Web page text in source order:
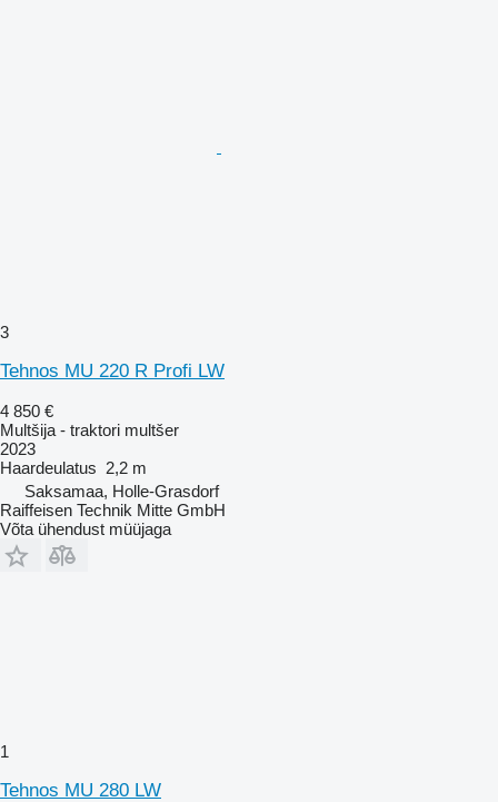
3
Tehnos MU 220 R Profi LW
4 850 €
Multšija - traktori multšer
2023
Haardeulatus 2,2 m
Saksamaa, Holle-Grasdorf
Raiffeisen Technik Mitte GmbH
Võta ühendust müüjaga
1
Tehnos MU 280 LW